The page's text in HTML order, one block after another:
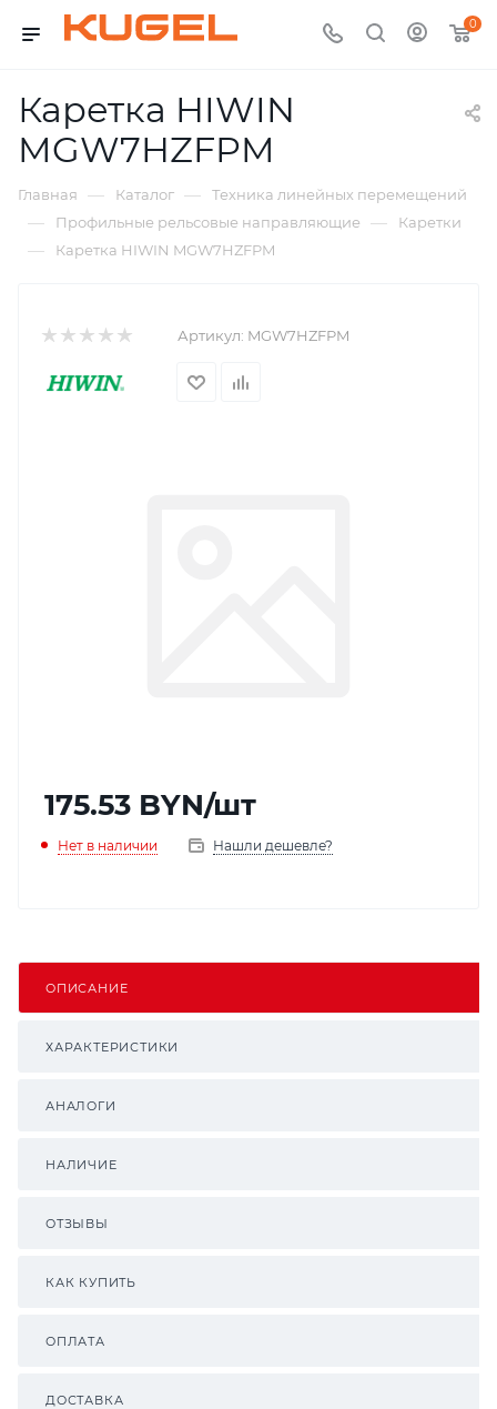
0
Каретка HIWIN
MGW7HZFPM
Главная — Каталог — Техника линейных перемещений
— Профильные рельсовые направляющие — Каретки
— Каретка HIWIN MGW7HZFPM
Артикул: MGW7HZFPM
175.53 BYN/шт
Нет в наличии Нашли дешевле?
ОПИСАНИЕ
ХАРАКТЕРИСТИКИ
АНАЛОГИ
НАЛИЧИЕ
ОТЗЫВЫ
КАК КУПИТЬ
ОПЛАТА
ДОСТАВКА